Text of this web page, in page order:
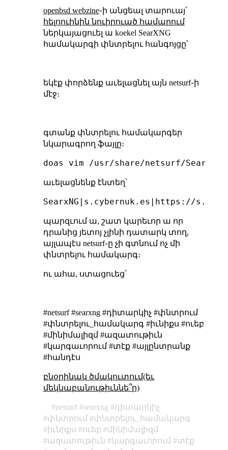
openbsd webzine֊ի անցեալ տարուայ՝
հելոուինին նուիրուած համարում
ներկայացուել ա koekel SearXNG
համակարգի փնտրելու հանգոյցը՝
եկէք փորձենք աւելացնել այն netsurf֊ի
մէջ։
գտանք փնտրելու համակարգեր
նկարագրող ֆայլը։
աւելացնենք էնտեղ՝
պարզւում ա, շատ կարեւոր ա որ
դրանից յետոյ չլինի դատարկ տող,
այլապէս netsurf֊ը չի գտնում ոչ մի
փնտրելու համակարգ։
ու ահա, ստացուեց՝
#netsurf #searxng #դիտարկիչ #փնտրում
#փնտրելու_համակարգ #իւնիքս #ուեբ
#մինիմալիզմ #ազատութիւն
#կարգաւորում #տէք #այլընտրանք
#հանդէս
բնօրինակ ծմակուտում(եւ
մեկնաբանութիւննե՞ր)
netsurf searxng
դիտարկիչ
փնտրում
փնտրելու_համակարգ
իւնիքս
ուեբ
մինիմալիզմ
ազատութիւն
կարգաւորում
տէք